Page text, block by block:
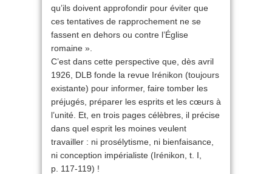
qu’ils doivent approfondir pour éviter que
ces tentatives de rapprochement ne se
fassent en dehors ou contre l’Église
romaine ».
C’est dans cette perspective que, dès avril
1926, DLB fonde la revue Irénikon (toujours
existante) pour informer, faire tomber les
préjugés, préparer les esprits et les cœurs à
l’unité. Et, en trois pages célèbres, il précise
dans quel esprit les moines veulent
travailler : ni prosélytisme, ni bienfaisance,
ni conception impérialiste (Irénikon, t. I,
p. 117-119) !